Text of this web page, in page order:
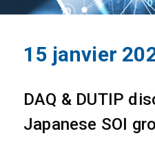
15 janvier
DAQ & DUTIP
Japanese SOI